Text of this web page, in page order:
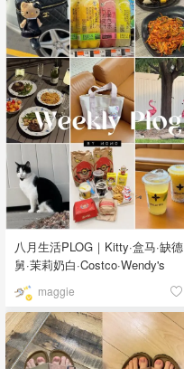
八月生活PLOG｜Kitty·盒马·缺德
舅·茉莉奶白·Costco·Wendy's
maggie